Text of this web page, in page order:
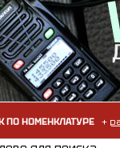
ПО НОМЕНКЛАТУРЕ+